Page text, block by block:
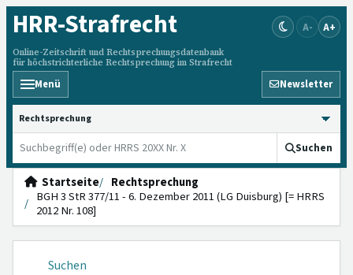
HRR-Strafrecht
Online-Zeitschrift und Rechtsprechungsdatenbank
für höchstrichterliche Rechtsprechung im Strafrecht
A- A+
Menü Newsletter
HRRS durchsuchen
Suchen
Startseite
Rechtsprechung
BGH 3 StR 377/11 - 6. Dezember 2011 (LG Duisburg) [= HRRS
2012 Nr. 108]
Suchen